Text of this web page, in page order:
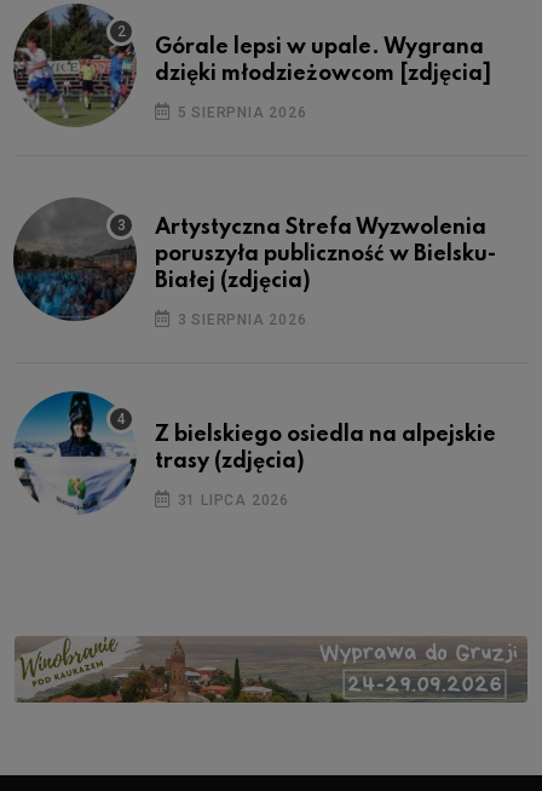
Górale lepsi w upale. Wygrana
dzięki młodzieżowcom [zdjęcia]
5 SIERPNIA 2026
Artystyczna Strefa Wyzwolenia
poruszyła publiczność w Bielsku-
Białej (zdjęcia)
3 SIERPNIA 2026
Z bielskiego osiedla na alpejskie
trasy (zdjęcia)
31 LIPCA 2026